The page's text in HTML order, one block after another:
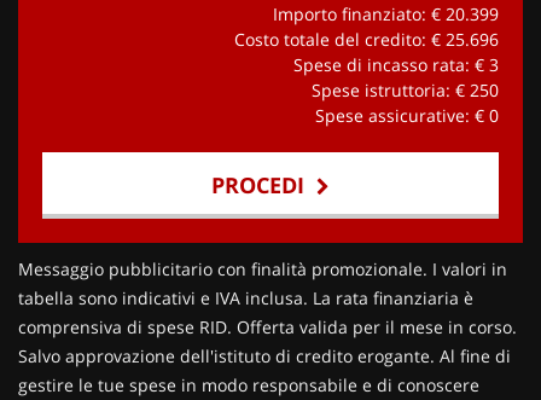
Importo finanziato: € 20.399
Costo totale del credito: € 25.696
Spese di incasso rata: € 3
Spese istruttoria: € 250
Spese assicurative: € 0
PROCEDI
Contattaci
Messaggio pubblicitario con finalità promozionale. I valori in
tabella sono indicativi e IVA inclusa. La rata finanziaria è
comprensiva di spese RID. Offerta valida per il mese in corso.
Salvo approvazione dell'istituto di credito erogante. Al fine di
gestire le tue spese in modo responsabile e di conoscere